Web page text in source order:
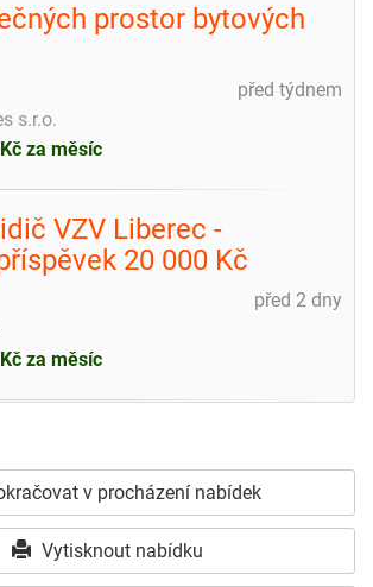
prostor bytových
před týdnem
s.r.o.
za měsíc
VZV Liberec -
20 000 Kč
před 2 dny
za měsíc
v procházení nabídek
Vytisknout nabídku